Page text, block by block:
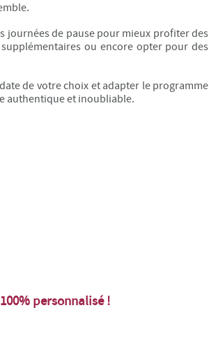
journées de pause pour mieux profiter des
ou encore opter pour des
de votre choix et adapter le programme
authentique et inoubliable.
personnalisé !